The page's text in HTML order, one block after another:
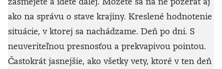
ako na správu o stave krajiny. Kreslené hodnotenie
situácie, v ktorej sa nachádzame. Deň po dni. S
neuveriteľnou presnosťou a prekvapivou pointou.
Častokrát jasnejšie, ako všetky vety, ktoré v ten deň